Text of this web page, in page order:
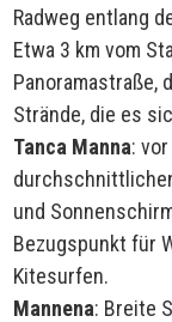
Radweg entlang
Etwa 3 km vom
Panoramastraße,
Strände, die es
Tanca Manna:
und
Bezugspunkt für
Kitesurfen.
Mannena: Breite